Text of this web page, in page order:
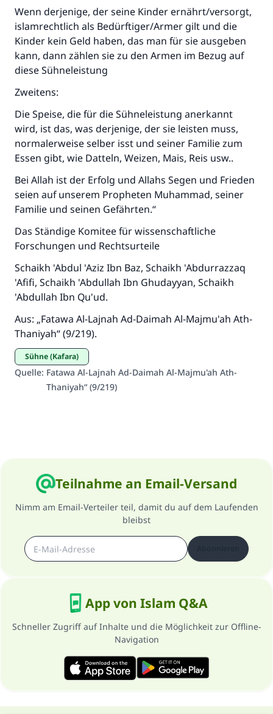
Wenn derjenige, der seine Kinder ernährt/versorgt,
islamrechtlich als Bedürftiger/Armer gilt und die
Kinder kein Geld haben, das man für sie ausgeben
kann, dann zählen sie zu den Armen im Bezug auf
diese Sühneleistung
Zweitens:
Die Speise, die für die Sühneleistung anerkannt
wird, ist das, was derjenige, der sie leisten muss,
normalerweise selber isst und seiner Familie zum
Essen gibt, wie Datteln, Weizen, Mais, Reis usw..
Bei Allah ist der Erfolg und Allahs Segen und Frieden
seien auf unserem Propheten Muhammad, seiner
Familie und seinen Gefährten.“
Das Ständige Komitee für wissenschaftliche
Forschungen und Rechtsurteile
Schaikh 'Abdul 'Aziz Ibn Baz, Schaikh 'Abdurrazzaq
'Afifi, Schaikh 'Abdullah Ibn Ghudayyan, Schaikh
'Abdullah Ibn Qu'ud.
Aus: „Fatawa Al-Lajnah Ad-Daimah Al-Majmu'ah Ath-
Thaniyah“ (9/219).
Sühne (Kafara)
Quelle: Fatawa Al-Lajnah Ad-Daimah Al-Majmu'ah Ath-
Thaniyah“ (9/219)
Teilnahme an Email-Versand
Nimm am Email-Verteiler teil, damit du auf dem Laufenden
bleibst
App von Islam Q&A
Schneller Zugriff auf Inhalte und die Möglichkeit zur Offline-
Navigation
Die Antwort Nr. 110845 rettete eine
Ehe.
Unterstütze die Arbeit von Islam Q&A
Der Prophet -Allahs Segen und Frieden auf
ihm- sagte:
"Wer zum Guten aufruft, hat den Lohn
desjenigen, der sie durchführt."
(MUSLIM 1893)